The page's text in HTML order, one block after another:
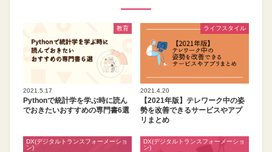
教育
2021.5.17
Pythonで統計学を学ぶ時に読ん
でおきたいおすすめの専門書6選
ライフスタイル
2021.4.20
【2021年版】テレワーク中の姿
勢を改善できるサービスやアプ
リまとめ
DX(デジタルトランスフォーメーショ
ン)
DX(デジタルトランスフォーメーショ
ン)